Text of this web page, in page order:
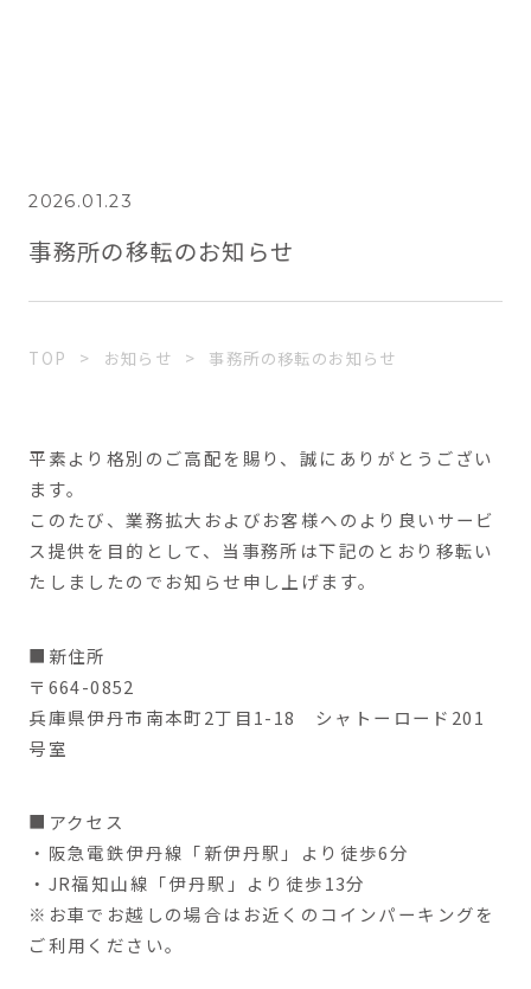
2026.01.23
事務所の移転のお知らせ
TOP お知らせ 事務所の移転のお知らせ
平素より格別のご高配を賜り、誠にありがとうござい
ます。
このたび、業務拡大およびお客様へのより良いサービ
ス提供を目的として、当事務所は下記のとおり移転い
たしましたのでお知らせ申し上げます。
■新住所
〒664-0852
兵庫県伊丹市南本町2丁目1-18 シャトーロード201
号室
■アクセス
・阪急電鉄伊丹線「新伊丹駅」より徒歩6分
・JR福知山線「伊丹駅」より徒歩13分
※お車でお越しの場合はお近くのコインパーキングを
ご利用ください。